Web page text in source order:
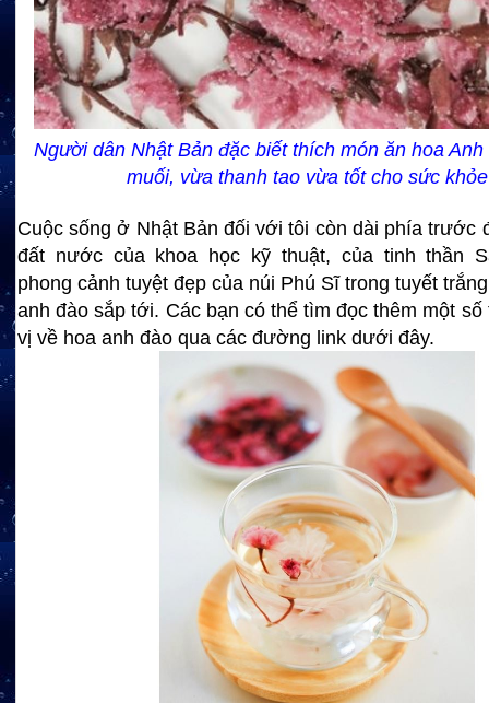
Người dân Nhật Bản đặc biết thích món ăn hoa
muối, vừa thanh tao vừa tốt cho sức khỏe
Cuộc sống ở Nhật Bản đối với tôi còn dài phía trước
đất nước của khoa học kỹ thuật, của tinh thần
phong cảnh tuyệt đẹp của núi Phú Sĩ trong tuyết
anh đào sắp tới. Các bạn có thể tìm đọc thêm một số
vị về hoa anh đào qua các đường link dưới đây.